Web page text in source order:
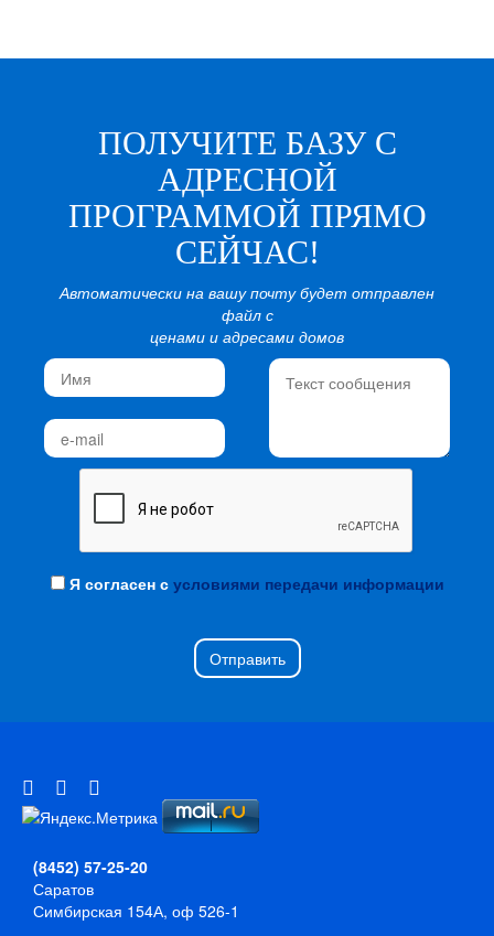
ПОЛУЧИТЕ БАЗУ С
АДРЕСНОЙ
ПРОГРАММОЙ ПРЯМО
СЕЙЧАС!
Автоматически на вашу почту будет отправлен
файл с
ценами и адресами домов
Я согласен с условиями передачи информации
Отправить
(8452) 57-25-20
Саратов
Симбирская 154А, оф 526-1